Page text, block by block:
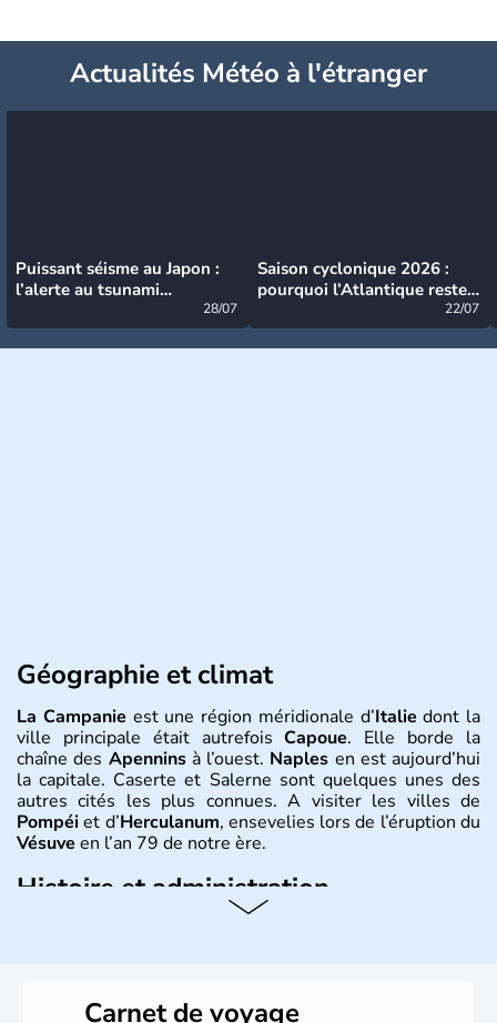
Actualités Météo à l'étranger
Puissant séisme au Japon :
l’alerte au tsunami
28/07
Saison cyclonique 2026 :
pourquoi l’Atlantique reste
22/07
Géographie et climat
La Campanie est une région méridionale d’Italie dont la
ville principale était autrefoisCapoue. Elle borde la
chaîne des Apenninsà l’ouest. Naples en est aujourd’hui
la capitale. Caserte et Salerne sont quelques unes des
autres cités les plus connues. A visiter les villes de
Pompéiet d’Herculanum, ensevelies lors de l’éruption du
Vésuve en l’an 79 de notre ère.
Histoire et administration
usage pour avertir les moines des diverses prières et
Carnet de voyage